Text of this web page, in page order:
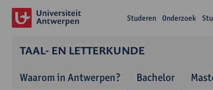
Studeren Onderzoek
TAAL- EN LETTERKUNDE
Waarom in Antwerpen? Bachelor